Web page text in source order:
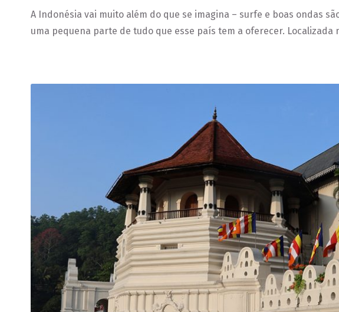
A Indonésia vai muito além do que se imagina – surfe e boas ondas
uma pequena parte de tudo que esse país tem a oferecer. Localizada